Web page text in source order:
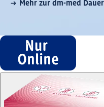
Mehr zur dm-med